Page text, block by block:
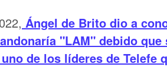
Ángel de Brito dio a
"LAM" debido
de los líderes de Telefe